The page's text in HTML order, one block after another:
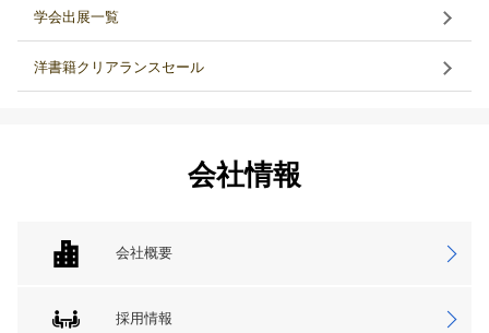
学会出展一覧
洋書籍クリアランスセール
会社情報
会社概要
採用情報